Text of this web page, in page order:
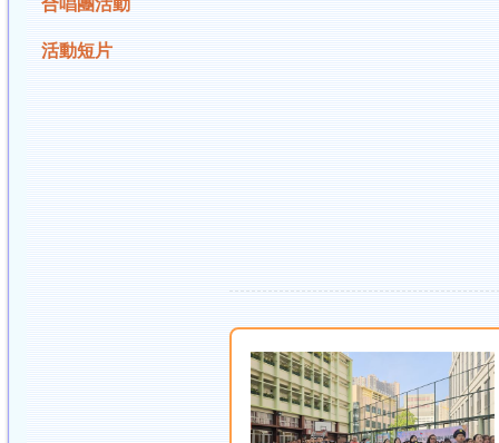
合唱團活動
活動短片